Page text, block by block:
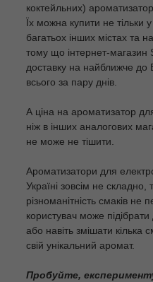
коктейльних)
Їх можна купити не тільки
багатьох інших містах та
тому що інтернет-магазин
доставку на найближче до
всього за пару днів.
А ціна на ароматизатор
ніж в інших аналогових
не може не тішити.
Ароматизатори для
Україні зовсім не
різноманітність смаків не
користувач може
або навіть змішати кілька
свій унікальний аромат.
Пробуйте,